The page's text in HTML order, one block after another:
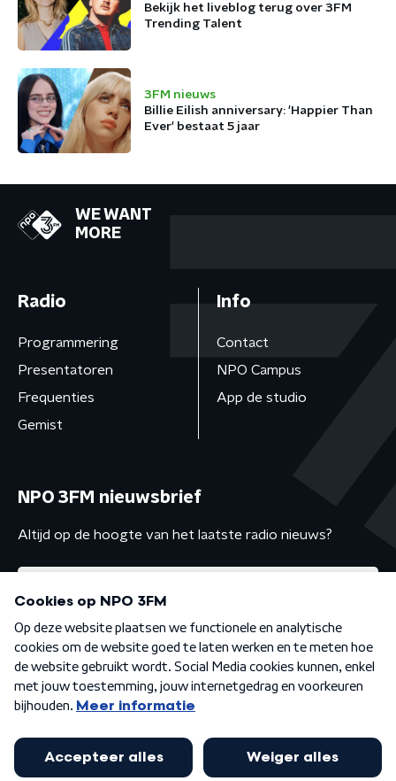
Bekijk het liveblog terug over 3FM
Trending Talent
3FM nieuws
Billie Eilish anniversary: 'Happier Than
Ever' bestaat 5 jaar
WE WANT
MORE
Radio
Programmering
Presentatoren
Frequenties
Gemist
Info
Contact
NPO Campus
App de studio
NPO 3FM nieuwsbrief
Altijd op de hoogte van het laatste radio nieuws?
Algemene voorwaarden Privacybeleid